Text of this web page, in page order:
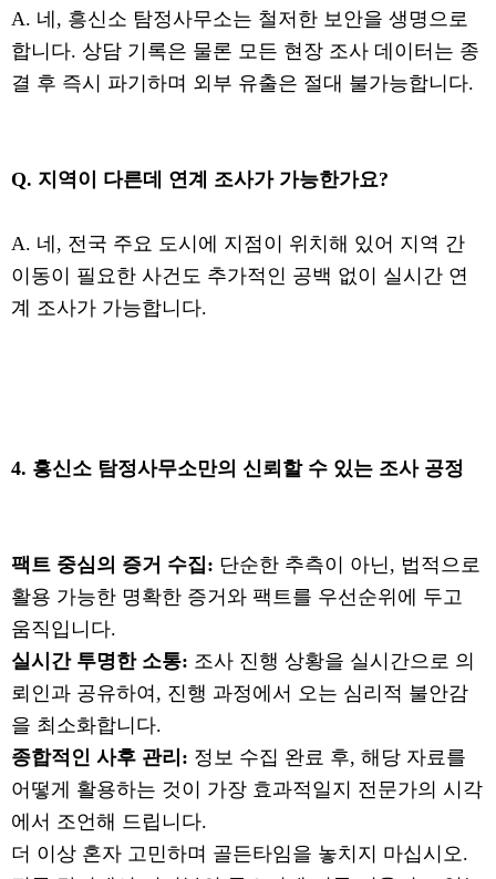
A. 네, 흥신소 탐정사무소는 철저한 보안을 생명으로
합니다. 상담 기록은 물론 모든 현장 조사 데이터는 종
결 후 즉시 파기하며 외부 유출은 절대 불가능합니다.
Q. 지역이 다른데 연계 조사가 가능한가요?
A. 네, 전국 주요 도시에 지점이 위치해 있어 지역 간
이동이 필요한 사건도 추가적인 공백 없이 실시간 연
계 조사가 가능합니다.
4. 흥신소 탐정사무소만의 신뢰할 수 있는 조사 공정
팩트 중심의 증거 수집: 단순한 추측이 아닌, 법적으로
활용 가능한 명확한 증거와 팩트를 우선순위에 두고
움직입니다.
실시간 투명한 소통: 조사 진행 상황을 실시간으로 의
뢰인과 공유하여, 진행 과정에서 오는 심리적 불안감
을 최소화합니다.
종합적인 사후 관리: 정보 수집 완료 후, 해당 자료를
어떻게 활용하는 것이 가장 효과적일지 전문가의 시각
에서 조언해 드립니다.
더 이상 혼자 고민하며 골든타임을 놓치지 마십시오.